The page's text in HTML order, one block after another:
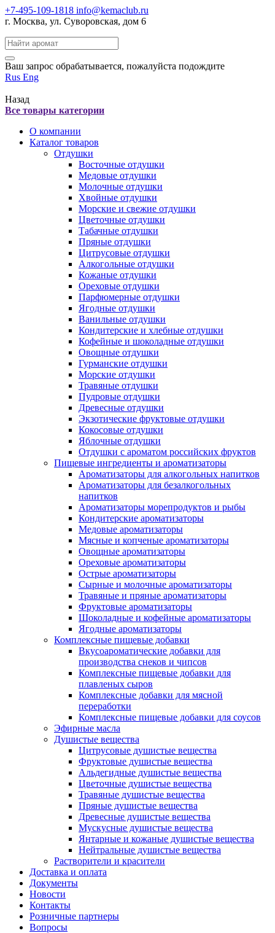
+7-495-109-1818 info@kemaclub.ru
г. Москва, ул. Суворовская, дом 6
Поиск:
Ваш запрос обрабатывается, пожалуйста подождите
Rus Eng
Назад
Все товары категории
О компании
Каталог товаров
Отдушки
Восточные отдушки
Медовые отдушки
Молочные отдушки
Хвойные отдушки
Морские и свежие отдушки
Цветочные отдушки
Табачные отдушки
Пряные отдушки
Цитрусовые отдушки
Алкогольные отдушки
Кожаные отдушки
Ореховые отдушки
Парфюмерные отдушки
Ягодные отдушки
Ванильные отдушки
Кондитерские и хлебные отдушки
Кофейные и шоколадные отдушки
Овощные отдушки
Гурманские отдушки
Морские отдушки
Травяные отдушки
Пудровые отдушки
Древесные отдушки
Экзотические фруктовые отдушки
Кокосовые отдушки
Яблочные отдушки
Отдушки с ароматом российских фруктов
Пищевые ингредиенты и ароматизаторы
Ароматизаторы для алкогольных напитков
Ароматизаторы для безалкогольных
напитков
Ароматизаторы морепродуктов и рыбы
Кондитерские ароматизаторы
Медовые ароматизаторы
Мясные и копченые ароматизаторы
Овощные ароматизаторы
Ореховые ароматизаторы
Острые ароматизаторы
Сырные и молочные ароматизаторы
Травяные и пряные ароматизаторы
Фруктовые ароматизаторы
Шоколадные и кофейные ароматизаторы
Ягодные ароматизаторы
Комплексные пищевые добавки
Вкусоароматические добавки для
производства снеков и чипсов
Комплексные пищевые добавки для
плавленых сыров
Комплексные добавки для мясной
переработки
Комплексные пищевые добавки для соусов
Эфирные масла
Душистые вещества
Цитрусовые душистые вещества
Фруктовые душистые вещества
Альдегидные душистые вещества
Цветочные душистые вещества
Травяные душистые вещества
Пряные душистые вещества
Древесные душистые вещества
Мускусные душистые вещества
Янтарные и кожаные душистые вещества
Нейтральные душистые вещества
Растворители и красители
Доставка и оплата
Документы
Новости
Контакты
Розничные партнеры
Вопросы